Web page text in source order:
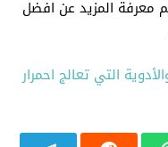
معرفة المزيد عن افضل
التي تعالج احمرار